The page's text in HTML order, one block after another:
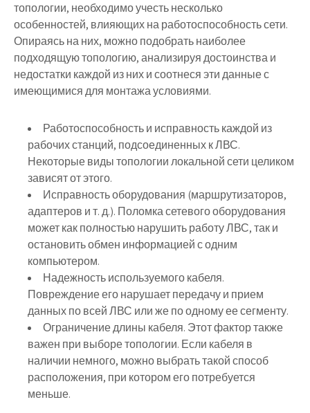
топологии, необходимо учесть несколько
особенностей, влияющих на работоспособность сети.
Опираясь на них, можно подобрать наиболее
подходящую топологию, анализируя достоинства и
недостатки каждой из них и соотнеся эти данные с
имеющимися для монтажа условиями.
Работоспособность и исправность каждой из
рабочих станций, подсоединенных к ЛВС.
Некоторые виды топологии локальной сети целиком
зависят от этого.
Исправность оборудования (маршрутизаторов,
адаптеров и т. д.). Поломка сетевого оборудования
может как полностью нарушить работу ЛВС, так и
остановить обмен информацией с одним
компьютером.
Надежность используемого кабеля.
Повреждение его нарушает передачу и прием
данных по всей ЛВС или же по одному ее сегменту.
Ограничение длины кабеля. Этот фактор также
важен при выборе топологии. Если кабеля в
наличии немного, можно выбрать такой способ
расположения, при котором его потребуется
меньше.